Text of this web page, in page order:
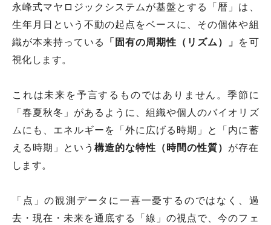
永峰式マヤロジックシステムが基盤とする「暦」は、
生年月日という不動の起点をベースに、その個体や組
織が本来持っている 「固有の周期性（リズム）」 を可
視化します。
これは未来を予言するものではありません。季節に
「春夏秋冬」があるように、組織や個人のバイオリズ
ムにも、エネルギーを「外に広げる時期」と「内に蓄
える時期」という構造的な特性（時間の性質） が存在
します。
「点」の観測データに一喜一憂するのではなく、過
去・現在・未来を通底する「線」の視点で、今のフェ